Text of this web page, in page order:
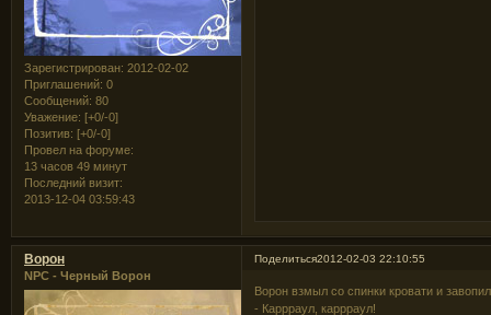
Зарегистрирован: 2012-02-02
Приглашений: 0
Сообщений: 80
Уважение: [+0/-0]
Позитив: [+0/-0]
Провел на форуме:
13 часов 49 минут
Последний визит:
2013-12-04 03:59:43
Поделиться2012-02-03 22:10:55
Ворон
NPC - Черный Ворон
Ворон взмыл со спинки кровати и
- Каррраул, каррраул!